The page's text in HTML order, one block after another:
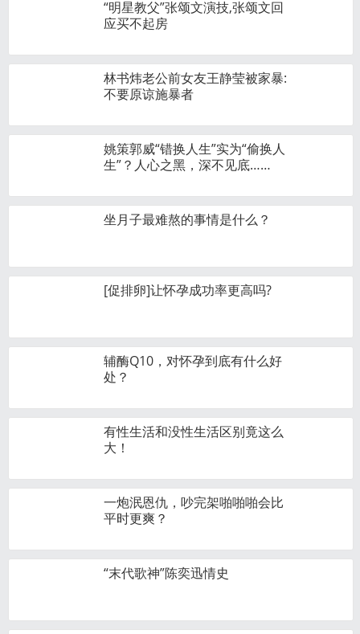
“明星教父”张颂文演技,张颂文回
应买不起房
林书炜老公前女友王静莹被家暴:
不要原谅施暴者
姚策郭威“错换人生”实为“偷换人
生”？人心之黑，深不见底……
坐月子最难熬的事情是什么？
[促排卵]让怀孕成功率更高吗?
辅酶Q10，对怀孕到底有什么好
处？
有性生活和没性生活区别竟这么
大！
一炮泯恩仇，吵完架啪啪啪会比
平时更爽？
“末代歌神”陈奕迅情史